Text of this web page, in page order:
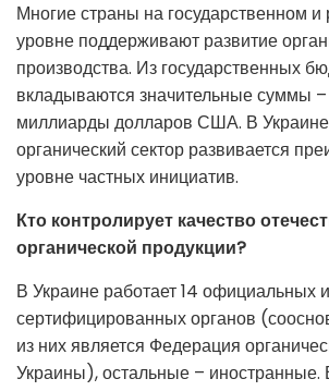
Многие страны на государственном и
уровне поддерживают развитие
производства. Из государственных
вкладываются значительные суммы
миллиарды долларов США. В
органический сектор развивается
уровне частных инициатив.
Кто контролирует качество
органической продукции?
В Украине работает 14 официальных и
сертифицированных органов
из них является Федерация
Украины), остальные – иностранные.